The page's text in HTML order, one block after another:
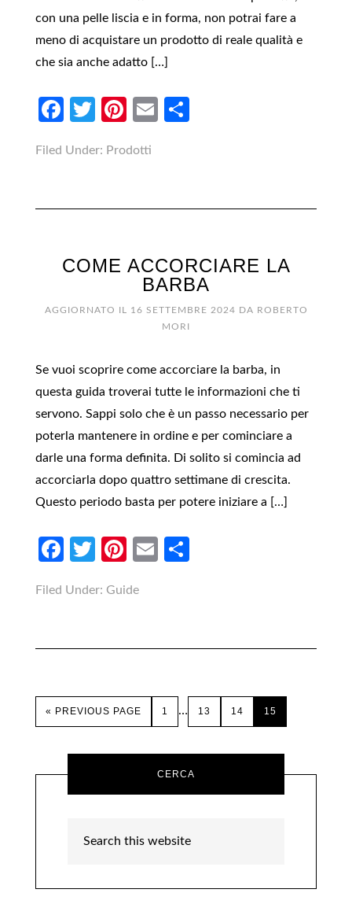
con una pelle liscia e in forma, non potrai fare a
meno di acquistare un prodotto di reale qualità e
che sia anche adatto […]
Facebook
Twitter
Pinterest
Email
Filed Under: Prodotti
COME ACCORCIARE LA
BARBA
AGGIORNATO IL 16 SETTEMBRE 2024 DA ROBERTO
MORI
Se vuoi scoprire come accorciare la barba, in
questa guida troverai tutte le informazioni che ti
servono. Sappi solo che è un passo necessario per
poterla mantenere in ordine e per cominciare a
darle una forma definita. Di solito si comincia ad
accorciarla dopo quattro settimane di crescita.
Questo periodo basta per potere iniziare a […]
Facebook
Twitter
Pinterest
Email
Filed Under: Guide
« PREVIOUS PAGE 1 … 13 14 15
CERCA